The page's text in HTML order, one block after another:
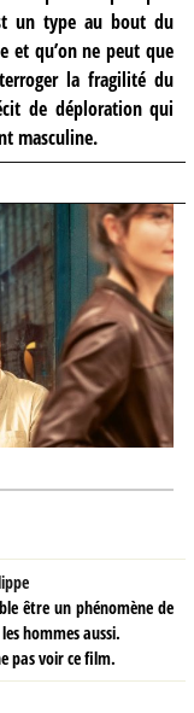
un type au bout du
et qu’on ne peut que
la fragilité du
de déploration qui
masculine.
être un phénomène de
hommes aussi.
pas voir ce film.